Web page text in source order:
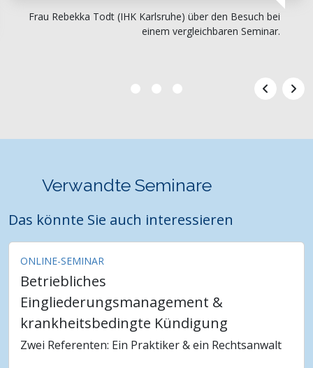
Frau Rebekka Todt (IHK Karlsruhe) über den Besuch bei
einem vergleichbaren Seminar.
Verwandte Seminare
Das könnte Sie auch interessieren
ONLINE-SEMINAR
Betriebliches
Eingliederungsmanagement &
krankheitsbedingte Kündigung
Zwei Referenten: Ein Praktiker & ein Rechtsanwalt